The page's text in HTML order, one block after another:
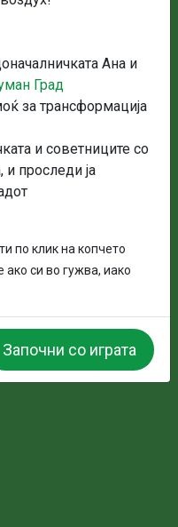
Ана и
Град
за трансформација
и советниците со
и проследи ја
по клик на копчето
си во гужва, иако
Започни со играта